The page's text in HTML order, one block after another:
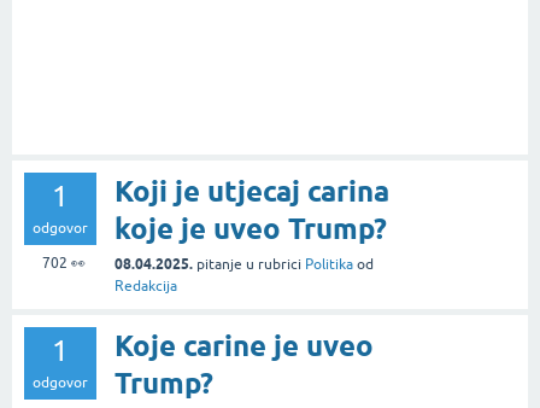
1
odgovor
702 👀
Koji je utjecaj carina
koje je uveo Trump?
08.04.2025. pitanje u rubrici Politika od
Redakcija
1
odgovor
Koje carine je uveo
Trump?